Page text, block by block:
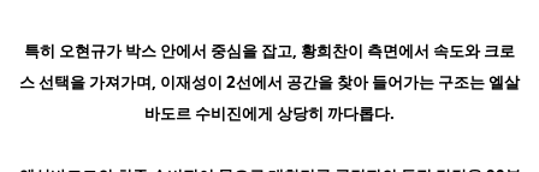
특히 오현규가 박스 안에서 중심을 잡고, 황희찬이 측면에서 속도와 크로
스 선택을 가져가며, 이재성이 2선에서 공간을 찾아 들어가는 구조는 엘살
바도르 수비진에게 상당히 까다롭다.